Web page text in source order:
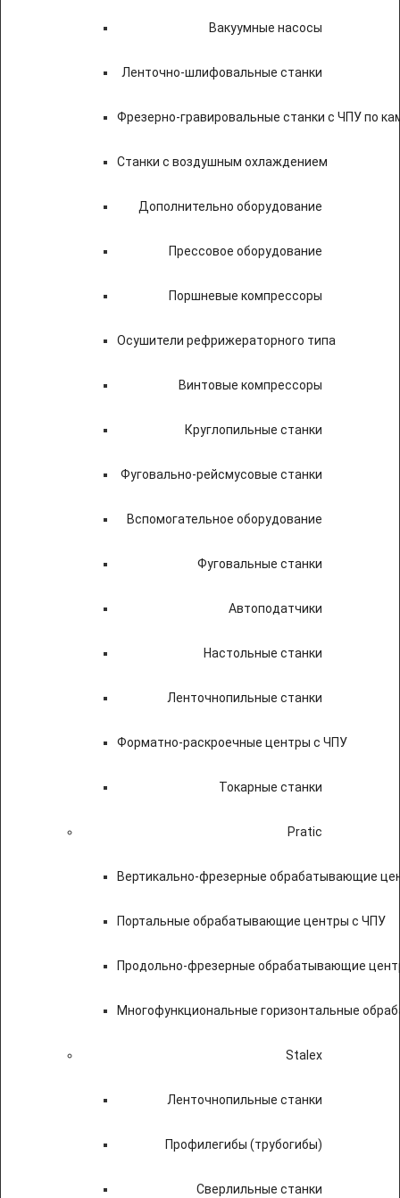
Вакуумные насосы
Ленточно-шлифовальные станки
Фрезерно-гравировальные станки с ЧПУ по
Станки с воздушным охлаждением
Дополнительно оборудование
Прессовое оборудование
Поршневые компрессоры
Осушители рефрижераторного типа
Винтовые компрессоры
Круглопильные станки
Фуговально-рейсмусовые станки
Вспомогательное оборудование
Фуговальные станки
Автоподатчики
Настольные станки
Ленточнопильные станки
Форматно-раскроечные центры с ЧПУ
Токарные станки
Pratic
Вертикально-фрезерные обрабатывающие
Портальные обрабатывающие центры с ЧПУ
Продольно-фрезерные обрабатывающие
Многофункциональные горизонтальные
Stalex
Ленточнопильные станки
Профилегибы (трубогибы)
Сверлильные станки